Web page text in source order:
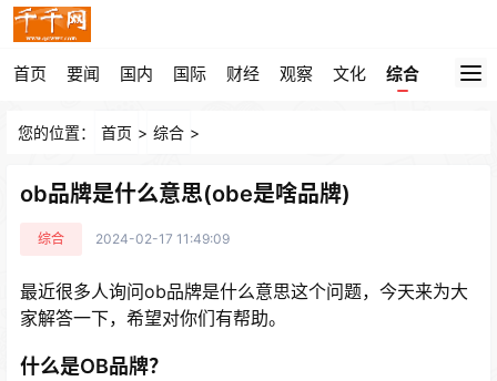
首页 要闻 国内 国际 财经 观察 文化 综合
您的位置： 首页 > 综合 >
ob品牌是什么意思(obe是啥品牌)
综合 2024-02-17 11:49:09
最近很多人询问ob品牌是什么意思这个问题，今天来为大
家解答一下，希望对你们有帮助。
什么是OB品牌？